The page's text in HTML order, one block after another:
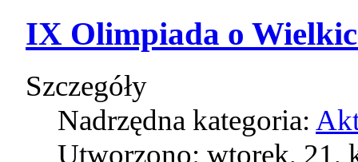
IX Olimpiada o
Szczegóły
Nadrzędna kategoria:
Utworzono: wtorek, 21,